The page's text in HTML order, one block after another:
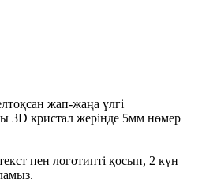
жап-жаңа үлгі
3D кристал жерінде 5мм нөмер
пен логотипті қосып, 2 күн